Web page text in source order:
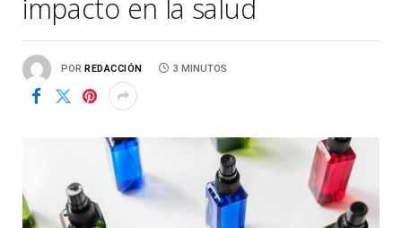
impacto en la salud
POR REDACCIÓN 3 MINUTOS